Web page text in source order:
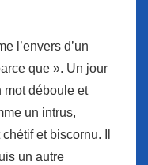
l’envers d’un
que ». Un jour
mot déboule et
un intrus,
et biscornu. Il
un autre